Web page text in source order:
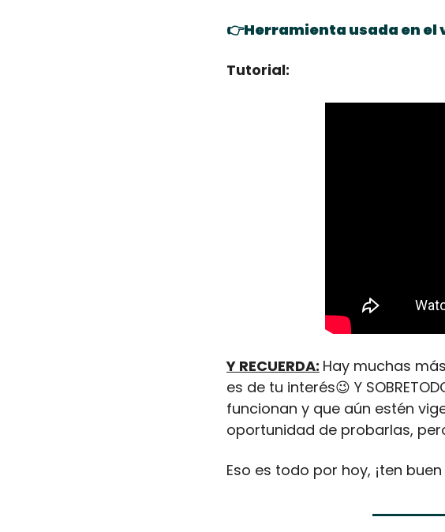
👉Herramienta usada en el
Tutorial:
Y RECUERDA: Hay muchas
es de tu interés😉 Y
funcionan y que aún estén
oportunidad de probarlas,
Eso es todo por hoy, ¡ten